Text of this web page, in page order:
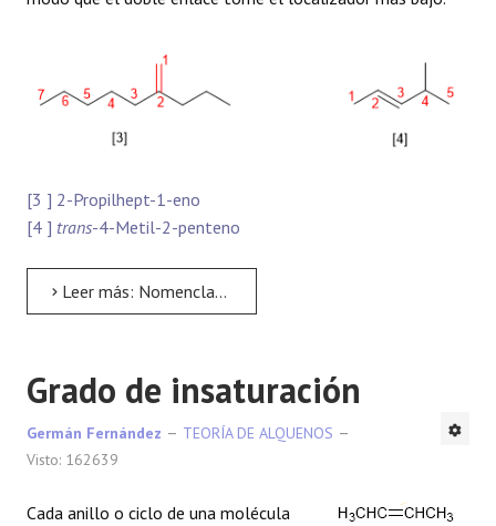
[3 ] 2-Propilhept-1-eno
[4 ] trans-4-Metil-2-penteno
Leer más: Nomenclatura de Alquenos
Grado de insaturación
Germán Fernández
TEORÍA DE ALQUENOS
Visto: 162639
Cada anillo o ciclo de una molécula